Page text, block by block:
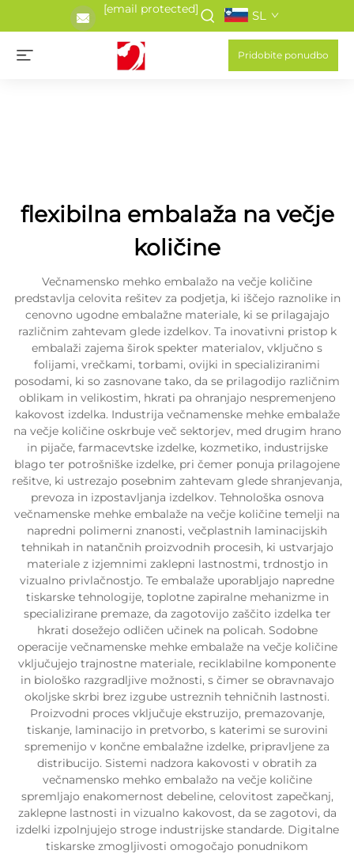
[email protected] SL
Pridobite ponudbo
flexibilna embalaža na večje
količine
Večnamensko mehko embalažo na večje količine
predstavlja celovita rešitev za podjetja, ki iščejo raznolike in
cenovno ugodne embalažne materiale, ki se prilagajajo
različnim zahtevam glede izdelkov. Ta inovativni pristop k
embalaži zajema širok spekter materialov, vključno s
folijami, vrečkami, torbami, ovijki in specializiranimi
posodami, ki so zasnovane tako, da se prilagodijo različnim
oblikam in velikostim, hkrati pa ohranjajo nespremenjeno
kakovost izdelka. Industrija večnamenske mehke embalaže
na večje količine oskrbuje več sektorjev, med drugim hrano
in pijače, farmacevtske izdelke, kozmetiko, industrijske
blago ter potrošniške izdelke, pri čemer ponuja prilagojene
rešitve, ki ustrezajo posebnim zahtevam glede shranjevanja,
prevoza in izpostavljanja izdelkov. Tehnološka osnova
večnamenske mehke embalaže na večje količine temelji na
napredni polimerni znanosti, večplastnih laminacijskih
tehnikah in natančnih proizvodnih procesih, ki ustvarjajo
materiale z izjemnimi zaklepni lastnostmi, trdnostjo in
vizualno privlačnostjo. Te embalaže uporabljajo napredne
tiskarske tehnologije, toplotne zapiralne mehanizme in
specializirane premaze, da zagotovijo zaščito izdelka ter
hkrati dosežejo odličen učinek na policah. Sodobne
operacije večnamenske mehke embalaže na večje količine
vključujejo trajnostne materiale, reciklabilne komponente
in biološko razgradljive možnosti, s čimer se obravnavajo
okoljske skrbi brez izgube ustreznih tehničnih lastnosti.
Proizvodni proces vključuje ekstruzijo, premazovanje,
tiskanje, laminacijo in pretvorbo, s katerimi se surovini
spremenijo v končne embalažne izdelke, pripravljene za
distribucijo. Sistemi nadzora kakovosti v obratih za
večnamensko mehko embalažo na večje količine
spremljajo enakomernost debeline, celovitost zapečkanj,
zaklepne lastnosti in vizualno kakovost, da se zagotovi, da
izdelki izpolnjujejo stroge industrijske standarde. Digitalne
tiskarske zmogljivosti omogočajo ponudnikom